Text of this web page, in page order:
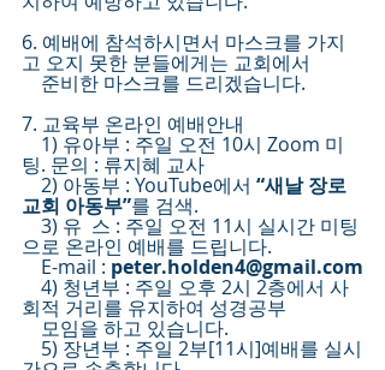
6. 예배에 참석하시면서 마스크를 가지
고 오지 못한 분들에게는 교회에서
    준비한 마스크를 드리겠습니다.
7. 교육부 온라인 예배안내
팅. 문의 : 류지혜 교사
    2) 아동부 : YouTube에서
“새날 장로
교회 아동부”를 검색.
으로 온라인 예배를 드립니다.
    E-mail :
peter.holden4@gmail.com
회적 거리를 유지하여 성경공부
    모임을 하고 있습니다.